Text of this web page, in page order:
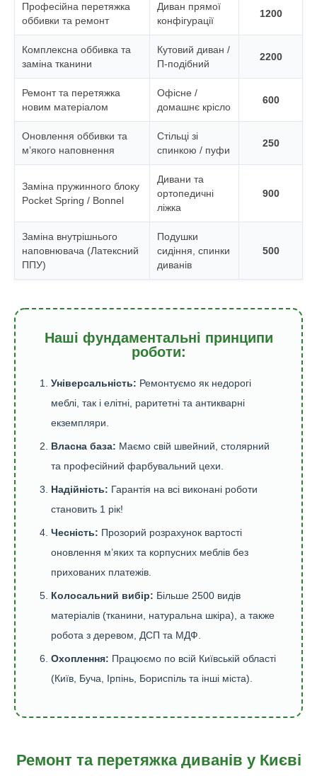
Професійна перетяжка
оббивки та ремонт
Диван прямої
конфігурації
1200
Комплексна оббивка та
заміна тканини
Кутовий диван /
П-подібний
2200
Ремонт та перетяжка
новим матеріалом
Офісне /
домашнє крісло
600
Оновлення оббивки та
м’якого наповнення
Стільці зі
спинкою / пуфи
250
Заміна пружинного блоку
Pocket Spring / Bonnel
Дивани та
ортопедичні
ліжка
900
Заміна внутрішнього
наповнювача (Латексний
ППУ)
Подушки
сидіння, спинки
диванів
500
Наші фундаментальні принципи
роботи:
Універсальність: Ремонтуємо як недорогі
меблі, так і елітні, раритетні та антикварні
екземпляри.
Власна база: Маємо свій швейний, столярний
та професійний фарбувальний цехи.
Надійність: Гарантія на всі виконані роботи
становить 1 рік!
Чесність: Прозорий розрахунок вартості
оновлення м’яких та корпусних меблів без
прихованих платежів.
Колосальний вибір: Більше 2500 видів
матеріалів (тканини, натуральна шкіра), а также
робота з деревом, ДСП та МДФ.
Охоплення: Працюємо по всій Київській області
(Київ, Буча, Ірпінь, Бориспіль та інші міста).
Ремонт та перетяжка диванів у Києві